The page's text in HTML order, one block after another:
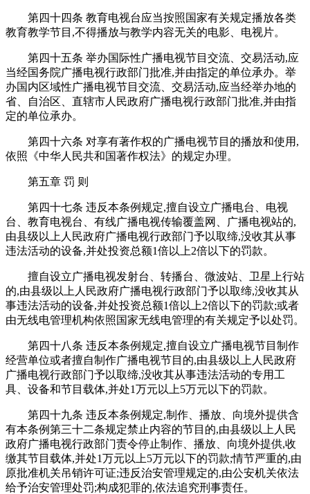
第四十四条 教育电视台应当按照国家有关规定播放各类
教育教学节目,不得播放与教学内容无关的电影、电视片。
第四十五条 举办国际性广播电视节目交流、交易活动,应
当经国务院广播电视行政部门批准,并由指定的单位承办。举
办国内区域性广播电视节目交流、交易活动,应当经举办地的
省、自治区、直辖市人民政府广播电视行政部门批准,并由指
定的单位承办。
第四十六条 对享有著作权的广播电视节目的播放和使用,
依照《中华人民共和国著作权法》的规定办理。
第五章 罚 则
第四十七条 违反本条例规定,擅自设立广播电台、电视
台、教育电视台、有线广播电视传输覆盖网、广播电视站的,
由县级以上人民政府广播电视行政部门予以取缔,没收其从事
违法活动的设备,并处投资总额1倍以上2倍以下的罚款。
擅自设立广播电视发射台、转播台、微波站、卫星上行站
的,由县级以上人民政府广播电视行政部门予以取缔,没收其从
事违法活动的设备,并处投资总额1倍以上2倍以下的罚款;或者
由无线电管理机构依照国家无线电管理的有关规定予以处罚。
第四十八条 违反本条例规定,擅自设立广播电视节目制作
经营单位或者擅自制作广播电视节目的,由县级以上人民政府
广播电视行政部门予以取缔,没收其从事违法活动的专用工
具、设备和节目载体,并处1万元以上5万元以下的罚款。
第四十九条 违反本条例规定,制作、播放、向境外提供含
有本条例第三十二条规定禁止内容的节目的,由县级以上人民
政府广播电视行政部门责令停止制作、播放、向境外提供,收
缴其节目载体,并处1万元以上5万元以下的罚款;情节严重的,由
原批准机关吊销许可证;违反治安管理规定的,由公安机关依法
给予治安管理处罚;构成犯罪的,依法追究刑事责任。